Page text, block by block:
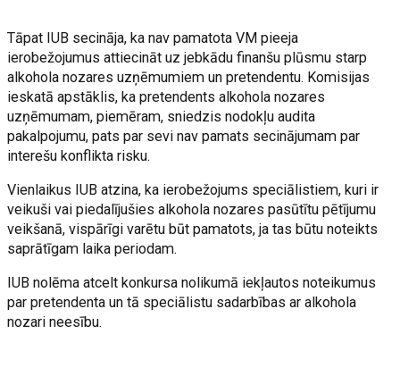
Tāpat IUB secināja, ka nav pamatota VM pieeja
ierobežojumus attiecināt uz jebkādu finanšu plūsmu starp
alkohola nozares uzņēmumiem un pretendentu. Komisijas
ieskatā apstāklis, ka pretendents alkohola nozares
uzņēmumam, piemēram, sniedzis nodokļu audita
pakalpojumu, pats par sevi nav pamats secinājumam par
interešu konflikta risku.
Vienlaikus IUB atzina, ka ierobežojums speciālistiem, kuri ir
veikuši vai piedalījušies alkohola nozares pasūtītu pētījumu
veikšanā, vispārīgi varētu būt pamatots, ja tas būtu noteikts
saprātīgam laika periodam.
IUB nolēma atcelt konkursa nolikumā iekļautos noteikumus
par pretendenta un tā speciālistu sadarbības ar alkohola
nozari neesību.